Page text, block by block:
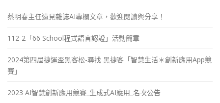
蔡明春主任遠見雜誌AI專欄文章，歡迎閱讀與分享！
112-2「66 School程式語言認證」活動簡章
2024第四屆捷運盃黑客松-尋找 黑捷客「智慧生活＊創新應用App競
賽」
2023 AI智慧創新應用競賽_生成式AI應用_名次公告